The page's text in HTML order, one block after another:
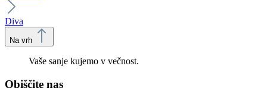
Diva
Na vrh
Vaše sanje kujemo v večnost.
Obiščite nas